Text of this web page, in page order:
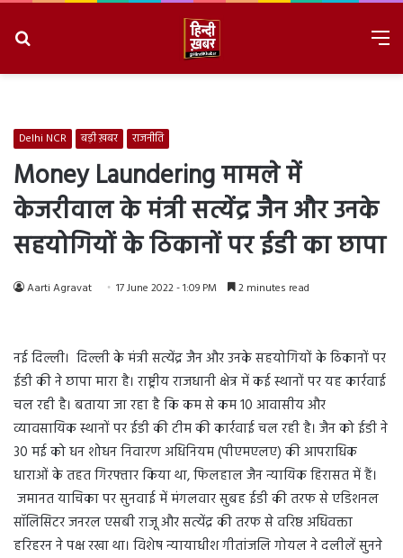
Delhi NCR बड़ी ख़बर राजनीति
Money Laundering मामले में
केजरीवाल के मंत्री सत्येंद्र जैन और उनके
सहयोगियों के ठिकानों पर ईडी का छापा
Aarti Agravat 17 June 2022 - 1:09 PM 2 minutes read
नई दिल्ली। दिल्ली के मंत्री सत्येंद्र जैन और उनके सहयोगियों के ठिकानों पर
ईडी की ने छापा मारा है। राष्ट्रीय राजधानी क्षेत्र में कई स्थानों पर यह कार्रवाई
चल रही है। बताया जा रहा है कि कम से कम 10 आवासीय और
व्यावसायिक स्थानों पर ईडी की टीम की कार्रवाई चल रही है। जैन को ईडी ने
30 मई को धन शोधन निवारण अधिनियम (पीएमएलए) की आपराधिक
धाराओं के तहत गिरफ्तार किया था, फिलहाल जैन न्यायिक हिरासत में हैं।
जमानत याचिका पर सुनवाई में मंगलवार सुबह ईडी की तरफ से एडिशनल
सॉलिसिटर जनरल एसबी राजू और सत्येंद्र की तरफ से वरिष्ठ अधिवक्ता
हरिहरन ने पक्ष रखा था। विशेष न्यायाधीश गीतांजलि गोयल ने दलीलें सुनने